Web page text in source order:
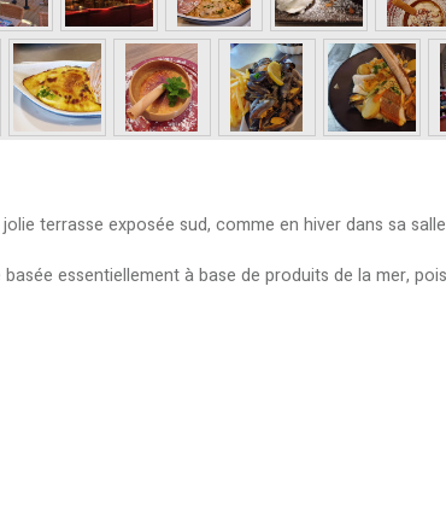
terrasse exposée sud, comme en hiver dans sa
essentiellement à base de produits de la mer,